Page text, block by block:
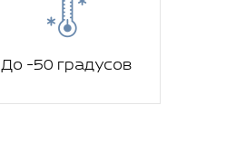
До -50 градусов